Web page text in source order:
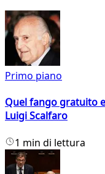
Primo piano
Quel fango gratuito
Luigi Scalfaro
1 min di lettura